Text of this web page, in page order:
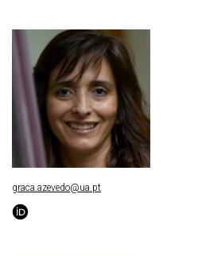
graca.azevedo@ua.pt